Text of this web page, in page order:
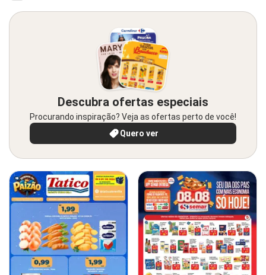
Descubra ofertas especiais
Procurando inspiração? Veja as ofertas perto de você!
Quero ver